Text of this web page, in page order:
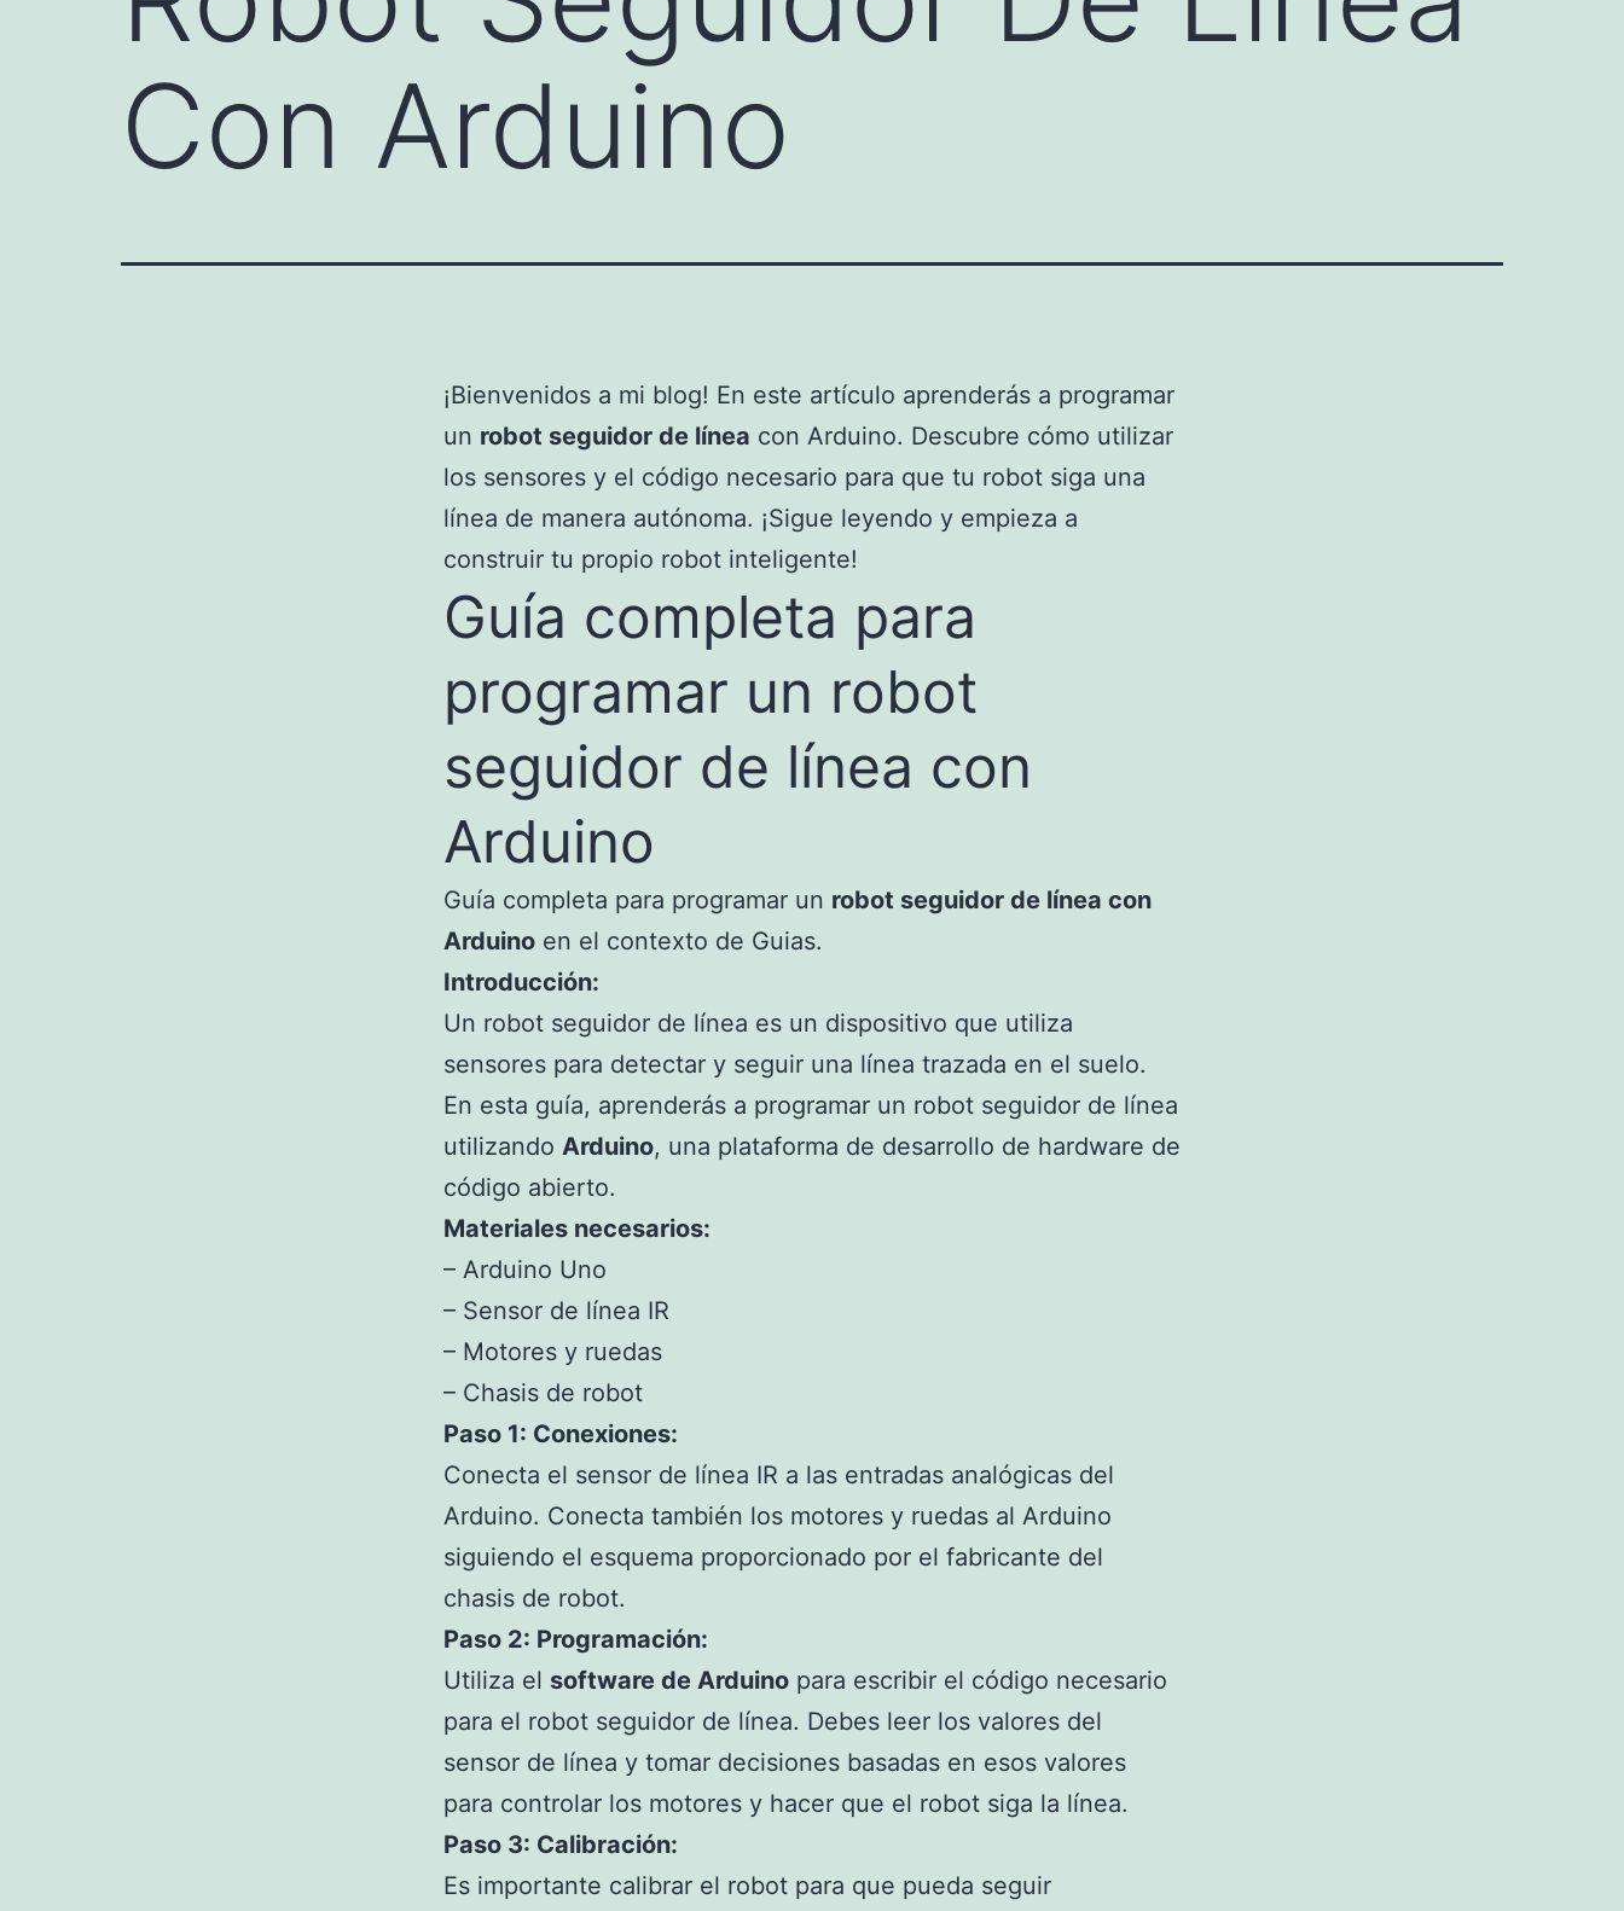
Con Arduino
¡Bienvenidos a mi blog! En este artículo aprenderás a programar
un robot seguidor de línea con Arduino. Descubre cómo utilizar
los sensores y el código necesario para que tu robot siga una
línea de manera autónoma. ¡Sigue leyendo y empieza a
construir tu propio robot inteligente!
Guía completa para
programar un robot
seguidor de línea con
Arduino
Guía completa para programar un robot seguidor de línea con
Arduino en el contexto de Guias.
Introducción:
Un robot seguidor de línea es un dispositivo que utiliza
sensores para detectar y seguir una línea trazada en el suelo.
En esta guía, aprenderás a programar un robot seguidor de línea
utilizando Arduino, una plataforma de desarrollo de hardware de
código abierto.
Materiales necesarios:
– Arduino Uno
– Sensor de línea IR
– Motores y ruedas
– Chasis de robot
Paso 1: Conexiones:
Conecta el sensor de línea IR a las entradas analógicas del
Arduino. Conecta también los motores y ruedas al Arduino
siguiendo el esquema proporcionado por el fabricante del
chasis de robot.
Paso 2: Programación:
Utiliza el software de Arduino para escribir el código necesario
para el robot seguidor de línea. Debes leer los valores del
sensor de línea y tomar decisiones basadas en esos valores
para controlar los motores y hacer que el robot siga la línea.
Paso 3: Calibración:
Es importante calibrar el robot para que pueda seguir